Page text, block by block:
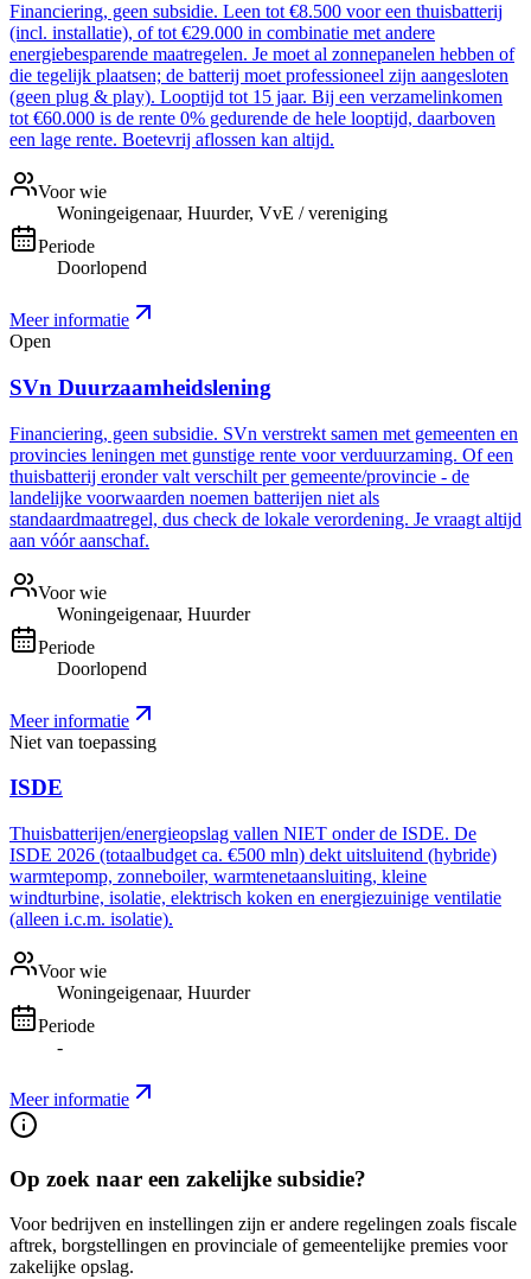
Financiering, geen subsidie. Leen tot €8.500 voor een thuisbatterij
(incl. installatie), of tot €29.000 in combinatie met andere
energiebesparende maatregelen. Je moet al zonnepanelen hebben of
die tegelijk plaatsen; de batterij moet professioneel zijn aangesloten
(geen plug & play). Looptijd tot 15 jaar. Bij een verzamelinkomen
tot €60.000 is de rente 0% gedurende de hele looptijd, daarboven
een lage rente. Boetevrij aflossen kan altijd.
Voor wie
Woningeigenaar, Huurder, VvE / vereniging
Periode
Doorlopend
Meer informatie
Open
SVn Duurzaamheidslening
Financiering, geen subsidie. SVn verstrekt samen met gemeenten en
provincies leningen met gunstige rente voor verduurzaming. Of een
thuisbatterij eronder valt verschilt per gemeente/provincie - de
landelijke voorwaarden noemen batterijen niet als
standaardmaatregel, dus check de lokale verordening. Je vraagt altijd
aan vóór aanschaf.
Voor wie
Woningeigenaar, Huurder
Periode
Doorlopend
Meer informatie
Niet van toepassing
ISDE
Thuisbatterijen/energieopslag vallen NIET onder de ISDE. De
ISDE 2026 (totaalbudget ca. €500 mln) dekt uitsluitend (hybride)
warmtepomp, zonneboiler, warmtenetaansluiting, kleine
windturbine, isolatie, elektrisch koken en energiezuinige ventilatie
(alleen i.c.m. isolatie).
Voor wie
Woningeigenaar, Huurder
Periode
-
Meer informatie
Op zoek naar een zakelijke subsidie?
Voor bedrijven en instellingen zijn er andere regelingen zoals fiscale
aftrek, borgstellingen en provinciale of gemeentelijke premies voor
zakelijke opslag.